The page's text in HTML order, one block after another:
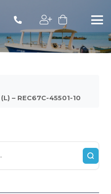
– REC67C-45501-10